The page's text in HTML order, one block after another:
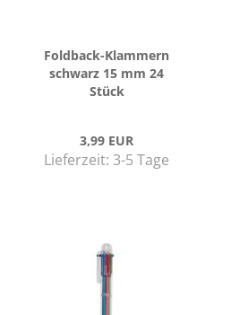
Foldback-​​Klam­mern
schwarz 15 mm 24
Stück
3,99 EUR
Lieferzeit: 3-5 Tage